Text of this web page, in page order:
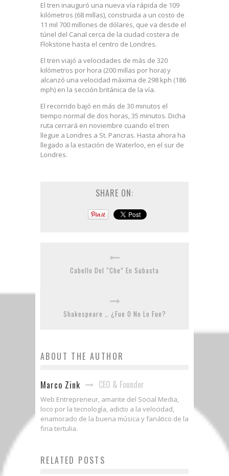
El tren inauguró una nueva vía rápida de 109
kilómetros (68 millas), construida a un costo de
11 mil 700 millones de dólares, que va desde el
túnel del Canal cerca de la ciudad costera de
Flokstone hasta el centro de Londres.
El tren viajó a velocidades de más de 320
kilómetros por hora (200 millas por hora) y
alcanzó una velocidad máxima de 298 kph (186
mph) en la sección británica de la vía.
El recorrido bajó en más de 30 minutos el
tiempo normal de dos horas, 35 minutos. Dicha
ruta cerrará en noviembre cuando el tren
llegue a Londres a St. Pancras. Hasta ahora ha
llegado a la estación de Waterloo, en el sur de
Londres.
SHARE ON:
Cabello Del “Che” En Subasta
Shakespeare … ¿Fue O No Lo Fue?
ABOUT THE AUTHOR
Marco Zink CEO & Founder
Web Entrepreneur, amante del Social Media,
loco por la tecnología, adicto a la velocidad,
enamorado de la buena música y fanático de la
fina tertulia.
RELATED POSTS